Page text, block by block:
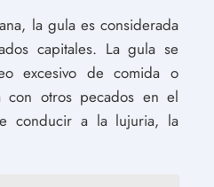
la gula es considerada
capitales. La gula se
excesivo de comida o
con otros pecados en el
conducir a la lujuria, la